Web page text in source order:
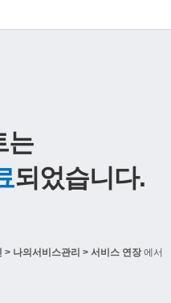
는
되었습니다.
> 나의서비스관리 > 서비스 연장에서